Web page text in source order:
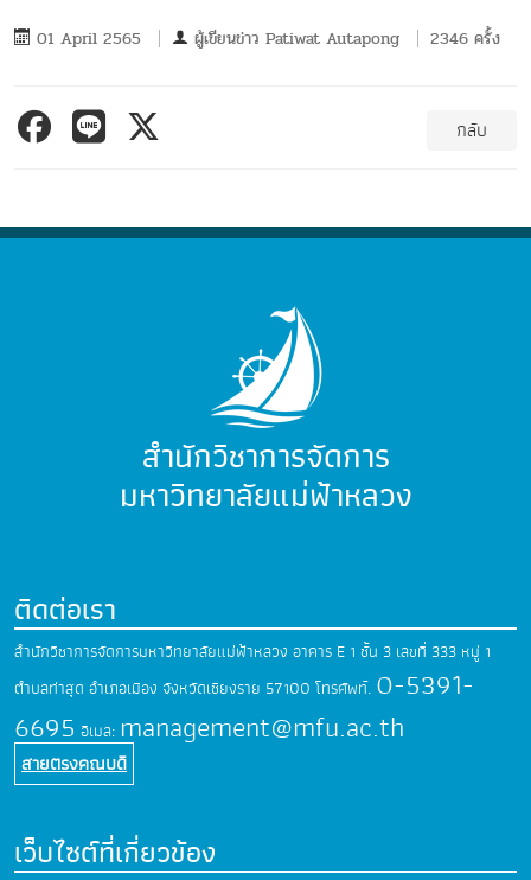
01 April 2565 ผู้เขียนข่าว Patiwat Autapong 2346 ครั้ง
กลับ
สำนักวิชาการจัดการ
มหาวิทยาลัยแม่ฟ้าหลวง
ติดต่อเรา
สำนักวิชาการจัดการมหาวิทยาลัยแม่ฟ้าหลวง อาคาร E 1 ชั้น 3 เลขที่ 333 หมู่ 1
ตำบลท่าสุด อำเภอเมือง จังหวัดเชียงราย 57100 โทรศัพท์. 0-5391-
6695 อีเมล: management@mfu.ac.th
สายตรงคณบดี
เว็บไซต์ที่เกี่ยวข้อง